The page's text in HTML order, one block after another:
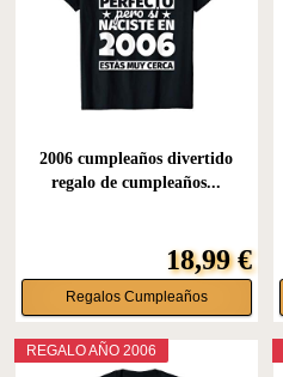
2006 cumpleaños divertido
regalo de cumpleaños...
18,99 €
Regalos Cumpleaños
REGALO AÑO 2006